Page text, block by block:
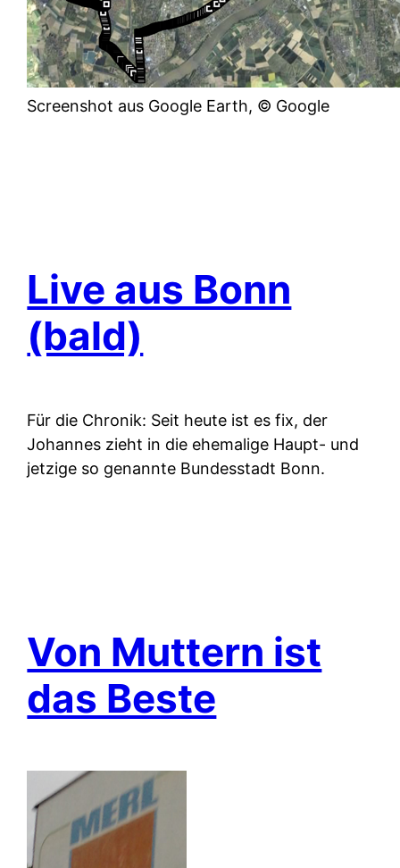
Screenshot aus Google Earth, © Google
Live aus Bonn
(bald)
Für die Chronik: Seit heute ist es fix, der
Johannes zieht in die ehemalige Haupt- und
jetzige so genannte Bundesstadt Bonn.
Von Muttern ist
das Beste